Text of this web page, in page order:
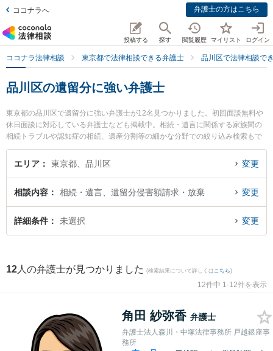
ココナラへ 弁護士の方はこちら
投稿する 探す 閲覧履歴 マイリスト ログイン
ココナラ法律相談 東京都で法律相談できる弁護士 品川区で法律相談で
品川区の遺留分に強い弁護士
東京都の品川区で遺留分に強い弁護士が12名見つかりました。初回面談無料や
休日面談に対応している弁護士なども掲載中。相続・遺言に関係する家族間の
相続トラブルや認知症の相続、遺産分割等の細かな分野での絞り込み検索もで
き便利です。特に弁護士法人森川・中塚法律事務所 戸越銀座事務所の角田 紗弥
香弁護士や弁護士法人クローバー 東京法律事務所の藤林 裕一郎弁護士、阿田川
今すぐに弁護士に相談したい』『遺留分のトラブル解決の実績豊富な近くの弁
護士を検索したい』『初回相談無料で遺留分を法律相談できる品川区内の弁護
士に相談予約したい』などでお困りの相談者さんにおすすめです。
エリア 東京都、品川区 変更
相談内容 相続・遺言、遺留分侵害額請求・放棄 変更
詳細条件 未選択 変更
12 人の弁護士が見つかりました (検索結果について詳しくは こちら)
12件中 1-12件を表示
角田 紗弥香 弁護士
弁護士法人森川・中塚法律事務所 戸越銀座事
務所